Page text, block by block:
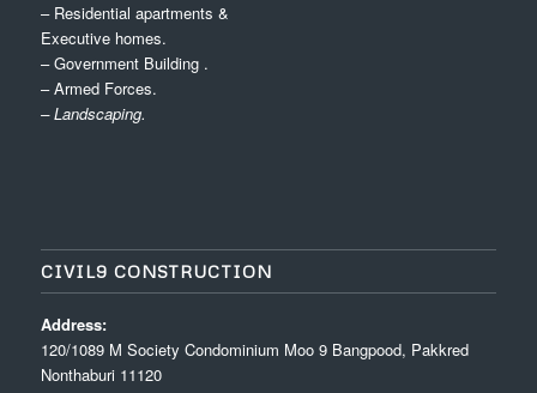
– Residential apartments &
Executive homes.
– Government Building .
– Armed Forces.
– Landscaping.
CIVIL9 CONSTRUCTION
Address:
120/1089 M Society Condominium Moo 9 Bangpood, Pakkred
Nonthaburi 11120